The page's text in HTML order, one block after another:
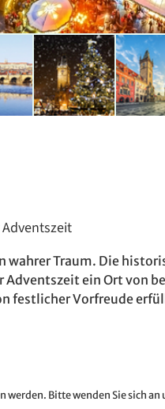
wahrer Traum. Die
Adventszeit ein Ort von
festlicher Vorfreude
Bitte wenden Sie sich an